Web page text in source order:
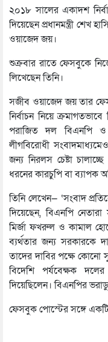
২০১৮ সালের একাদশ
দিয়েছেন প্রধানমন্ত্রী শেখ
ওয়াজেদ জয়।
শুক্রবার রাতে ফেসবুকে
লিখেছেন তিনি।
সজীব ওয়াজেদ জয় তার
নির্বাচন নিয়ে
পরাজিত দল বিএনপি ও
লীগবিরোধী
জন্য নিরলস চেষ্টা
ধরনের কারচুপি বা ব্যাপক
তিনি লেখেন— ‘সংবাদ
দিয়েছেন, বিএনপি
মির্জা ফখরুল ও কামাল
ব্যর্থতার জন্য সরকারকে
তাদের দাবির পক্ষে কোনো
বিদেশি পর্যবেক্ষক দলের
দিয়েছিলেন। বিএনপির
ফেসবুক পোস্টের সঙ্গে